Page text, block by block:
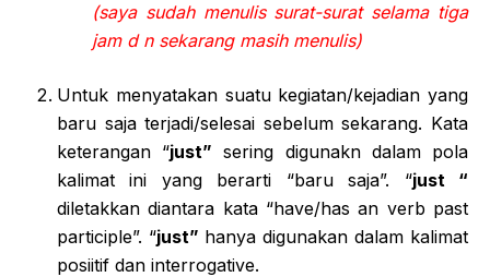
(saya sudah menulis surat-surat selama tiga
jam d n sekarang masih menulis)
Untuk menyatakan suatu kegiatan/kejadian yang
baru saja terjadi/selesai sebelum sekarang. Kata
keterangan “just” sering digunakn dalam pola
kalimat ini yang berarti “baru saja”. “just “
diletakkan diantara kata “have/has an verb past
participle”. “just” hanya digunakan dalam kalimat
posiitif dan interrogative.